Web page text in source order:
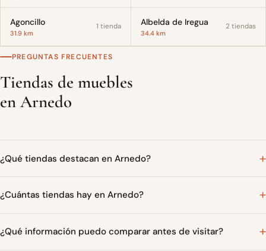
Agoncillo
31.9 km
1 tienda Albelda de Iregua
34.4 km
2 tiendas
PREGUNTAS FRECUENTES
Tiendas de muebles
en Arnedo
¿Qué tiendas destacan en Arnedo?
¿Cuántas tiendas hay en Arnedo?
¿Qué información puedo comparar antes de visitar?